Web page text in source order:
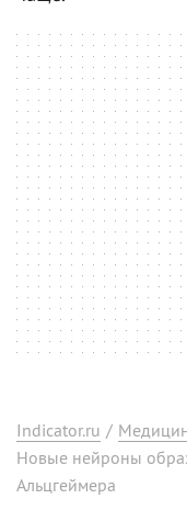
Indicator.ru /
Новые нейроны
Альцгеймера